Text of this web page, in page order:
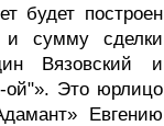
будет построен
и сумму сделки
Вязовский и
Это юрлицо
Евгению